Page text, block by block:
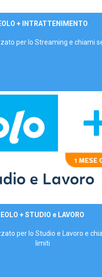
+ INTRATTENIMENTO
per lo Streaming e chiami
EOLO + STUDIO e LAVORO
per lo Studio e Lavoro e
limiti